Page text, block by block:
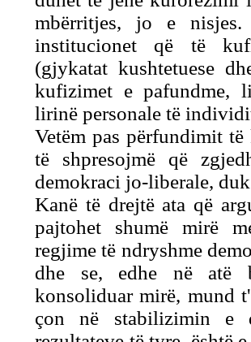
mbërritjes, jo e
institucionet që të
(gjykatat kushtetuese
kufizimet e pafundme,
lirinë personale të
Vetëm pas përfundimit
të shpresojmë që
demokraci jo-liberale,
Kanë të drejtë ata që
pajtohet shumë mirë
regjime të ndryshme
dhe se, edhe në atë
konsoliduar mirë, mund
çon në stabilizimin e